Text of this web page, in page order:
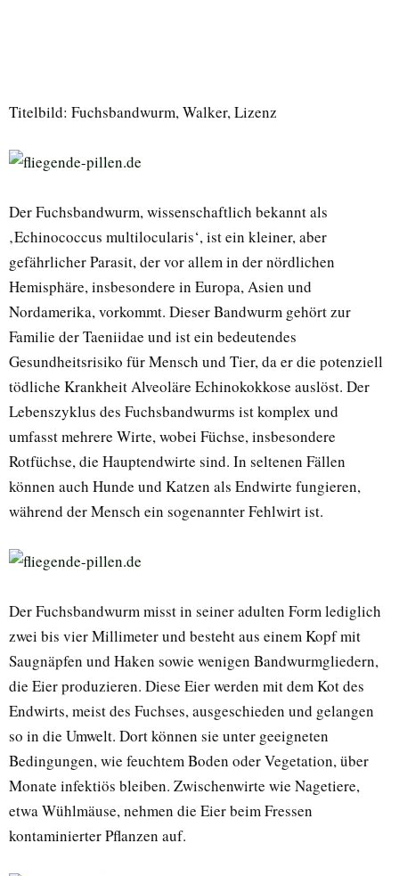
Titelbild: Fuchsbandwurm, Walker, Lizenz
Der Fuchsbandwurm, wissenschaftlich bekannt als
‚Echinococcus multilocularis‘, ist ein kleiner, aber
gefährlicher Parasit, der vor allem in der nördlichen
Hemisphäre, insbesondere in Europa, Asien und
Nordamerika, vorkommt. Dieser Bandwurm gehört zur
Familie der Taeniidae und ist ein bedeutendes
Gesundheitsrisiko für Mensch und Tier, da er die potenziell
tödliche Krankheit Alveoläre Echinokokkose auslöst. Der
Lebenszyklus des Fuchsbandwurms ist komplex und
umfasst mehrere Wirte, wobei Füchse, insbesondere
Rotfüchse, die Hauptendwirte sind. In seltenen Fällen
können auch Hunde und Katzen als Endwirte fungieren,
während der Mensch ein sogenannter Fehlwirt ist.
Der Fuchsbandwurm misst in seiner adulten Form lediglich
zwei bis vier Millimeter und besteht aus einem Kopf mit
Saugnäpfen und Haken sowie wenigen Bandwurmgliedern,
die Eier produzieren. Diese Eier werden mit dem Kot des
Endwirts, meist des Fuchses, ausgeschieden und gelangen
so in die Umwelt. Dort können sie unter geeigneten
Bedingungen, wie feuchtem Boden oder Vegetation, über
Monate infektiös bleiben. Zwischenwirte wie Nagetiere,
etwa Wühlmäuse, nehmen die Eier beim Fressen
kontaminierter Pflanzen auf.